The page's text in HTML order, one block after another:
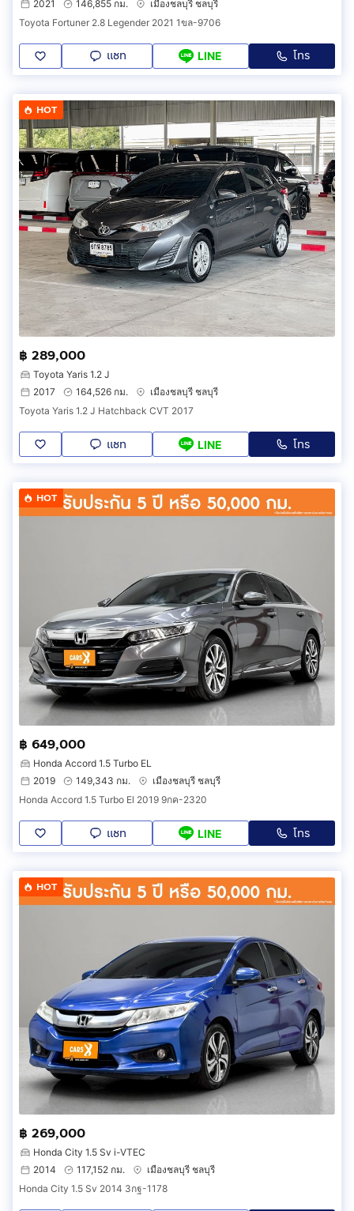
2021 146,855 กม.
เมืองชลบุรี ชลบุรี
Toyota Fortuner 2.8 Legender 2021 1ขล-9706
แชท LINE โทร
HOT
฿ 289,000
Toyota Yaris 1.2 J
2017
164,526 กม.
เมืองชลบุรี ชลบุรี
Toyota Yaris 1.2 J Hatchback CVT 2017
แชท LINE โทร
HOT
฿ 649,000
Honda Accord 1.5 Turbo EL
2019
149,343 กม.
เมืองชลบุรี ชลบุรี
Honda Accord 1.5 Turbo El 2019 9กค-2320
แชท LINE โทร
HOT
฿ 269,000
Honda City 1.5 Sv i-VTEC
2014
117,152 กม.
เมืองชลบุรี ชลบุรี
Honda City 1.5 Sv 2014 3กฐ-1178